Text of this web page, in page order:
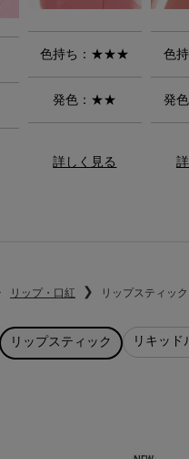
色持ち：★★★
発色：★★
詳しく見る
色
発
リップ・口紅 リップスティック
リップスティック リキッド